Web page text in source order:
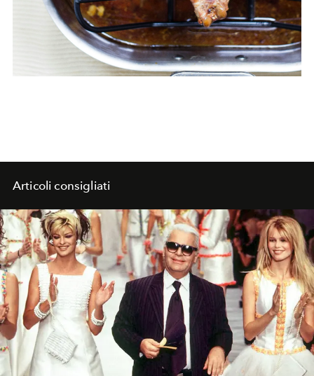
Articoli consigliati